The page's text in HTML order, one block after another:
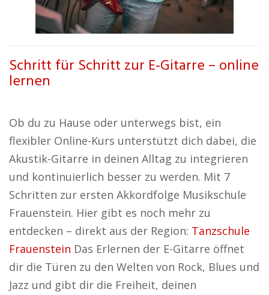
Schritt für Schritt zur E-Gitarre – online
lernen
Ob du zu Hause oder unterwegs bist, ein
flexibler Online-Kurs unterstützt dich dabei, die
Akustik-Gitarre in deinen Alltag zu integrieren
und kontinuierlich besser zu werden. Mit 7
Schritten zur ersten Akkordfolge Musikschule
Frauenstein. Hier gibt es noch mehr zu
entdecken – direkt aus der Region: Tanzschule
Frauenstein Das Erlernen der E-Gitarre öffnet
dir die Türen zu den Welten von Rock, Blues und
Jazz und gibt dir die Freiheit, deinen